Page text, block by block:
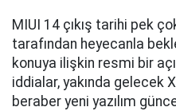
MIUI 14 çıkış tarihi pek
tarafından heyecanla
konuya ilişkin resmi bir
iddialar, yakında gelecek
beraber yeni yazılım